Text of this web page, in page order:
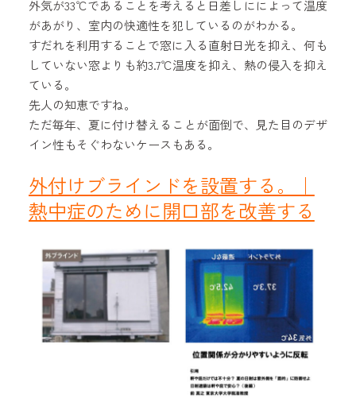
外気が33℃であることを考えると日差しにによって温度
があがり、室内の快適性を犯しているのがわかる。
すだれを利用することで窓に入る直射日光を抑え、何も
していない窓よりも約3.7℃温度を抑え、熱の侵入を抑え
ている。
先人の知恵ですね。
ただ毎年、夏に付け替えることが面倒で、見た目のデザ
イン性もそぐわないケースもある。
外付けブラインドを設置する。｜
熱中症のために開口部を改善する